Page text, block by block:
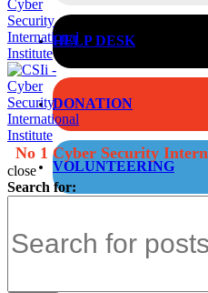
HELP DESK
DONATION
VOLUNTEERING
No 1 Cyber Security
close
Search for: